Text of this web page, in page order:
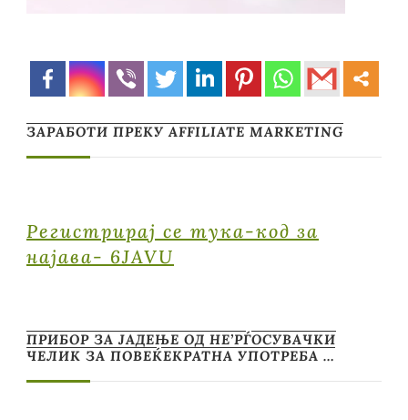
ЗАРАБОТИ ПРЕКУ AFFILIATE MARKETING
Регистрирај се тука-код за
најава- 6JAVU
ПРИБОР ЗА ЈАДЕЊЕ ОД НЕ’РЃОСУВАЧКИ
ЧЕЛИК ЗА ПОВЕЌЕКРАТНА УПОТРЕБА …